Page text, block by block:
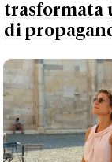
trasformata
di